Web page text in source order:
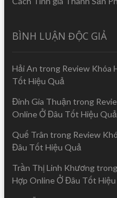
BÌNH LUẬN ĐỘC GIẢ
Hải An trong Review Khóa
Tốt Hiệu Quả
Đinh Gia Thuận trong
Online Ở Đâu Tốt Hiệu Quả
Quế Trân trong Review
Đâu Tốt Hiệu Quả
Trần Thị Linh Khươngtrong
Hợp Online Ở Đâu Tốt